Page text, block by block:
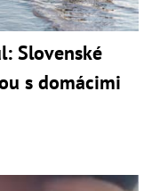
Slovenské
s domácimi